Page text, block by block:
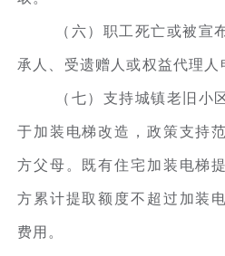
（六）职工死亡或被宣
承人、受遗赠人或权益代理人
（七）支持城镇老旧小
于加装电梯改造，政策支持
方父母。既有住宅加装电梯
方累计提取额度不超过加装
费用。